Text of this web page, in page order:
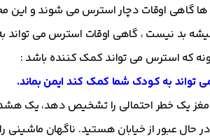
گاهی اوقات دچار استرس می شوند و این
بد نیست ، گاهی اوقات استرس می تواند
که استرس می تواند کمک کننده باشد :
یک خطر احتمالی را تشخیص دهد، یک
حال عبور از خیابان هستید. ناگهان